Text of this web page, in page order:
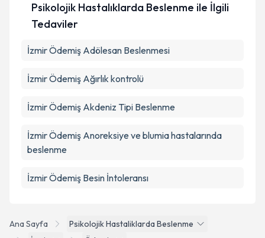
Ana Sayfa
Psikolojik Hastaliklarda Beslenme
Psikolojik Hastalıklarda Beslenme ile İlgili
Tedaviler
İzmir Ödemiş Adölesan Beslenmesi
İzmir Ödemiş Ağırlık kontrolü
İzmir Ödemiş Akdeniz Tipi Beslenme
İzmir Ödemiş Anoreksiye ve blumia hastalarında
beslenme
İzmir Ödemiş Besin İntoleransı